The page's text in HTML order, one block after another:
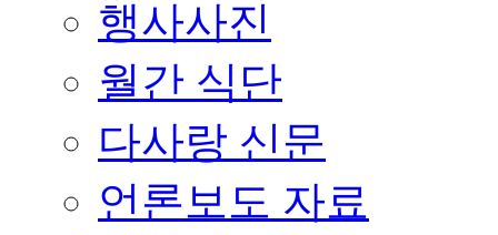
행사사진
월간 식단
다사랑 신문
언론보도 자료